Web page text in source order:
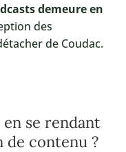
demeure en
des
de Coudac.
se rendant
de contenu ?